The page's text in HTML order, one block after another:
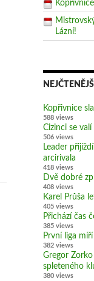
Lázní!
Kopřivnice
588 views
Cizinci se
506 views
Leader
arcirivala
418 views
Dvě dobré
408 views
Karel Průša
405 views
Přichází čas
385 views
První liga
382 views
Gregor
spleteného
380 views